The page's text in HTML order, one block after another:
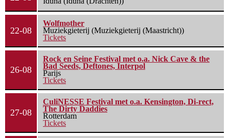
22-08
Wolfmother
Muziekgieterij (Muziekgieterij (Maastricht))
Tickets
26-08
Rock en Seine Festival met o.a. Nick Cave & the
Bad Seeds, Deftones, Interpol
Parijs
Tickets
27-08
CuliNESSE Festival met o.a. Kensington, Di-rect,
The Dirty Daddies
Rotterdam
Tickets